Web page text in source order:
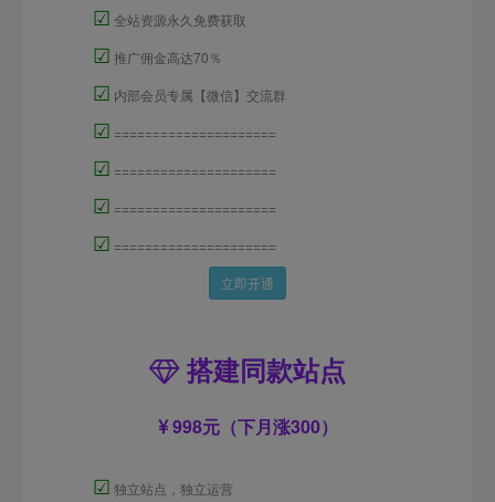
☑ 全站资源永久免费获取
☑ 推广佣金高达70％
☑ 内部会员专属【微信】交流群
☑ =====================
☑ =====================
☑ =====================
☑ =====================
立即开通
搭建同款站点
998元（下月涨300）
☑ 独立站点，独立运营